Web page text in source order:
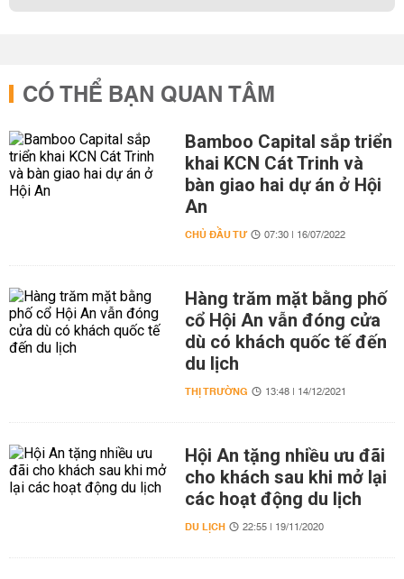
CÓ THỂ BẠN QUAN TÂM
Bamboo Capital sắp triển
khai KCN Cát Trinh và
bàn giao hai dự án ở Hội
An
CHỦ ĐẦU TƯ 07:30 | 16/07/2022
Hàng trăm mặt bằng phố
cổ Hội An vẫn đóng cửa
dù có khách quốc tế đến
du lịch
THỊ TRƯỜNG 13:48 | 14/12/2021
Hội An tặng nhiều ưu đãi
cho khách sau khi mở lại
các hoạt động du lịch
DU LỊCH 22:55 | 19/11/2020